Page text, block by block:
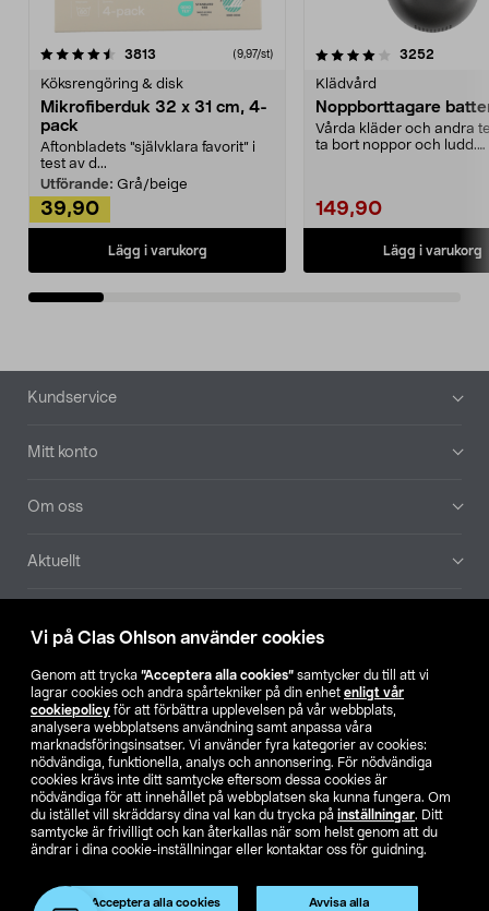
Vi på Clas Ohlson använder cookies
Genom att trycka ”Acceptera alla cookies” samtycker du till att vi
lagrar cookies och andra spårtekniker på din enhet enligt vår
cookiepolicy för att förbättra upplevelsen på vår webbplats,
analysera webbplatsens användning samt anpassa våra
marknadsföringsinsatser. Vi använder fyra kategorier av cookies:
nödvändiga, funktionella, analys och annonsering. För nödvändiga
cookies krävs inte ditt samtycke eftersom dessa cookies är
nödvändiga för att innehållet på webbplatsen ska kunna fungera. Om
du istället vill skräddarsy dina val kan du trycka på inställningar. Ditt
samtycke är frivilligt och kan återkallas när som helst genom att du
ändrar i dina cookie-inställningar eller kontaktar oss för guidning.
Acceptera alla cookies Avvisa alla
Produkten har utgått
3813 (9,97/st)
Köksrengöring & disk
Mikrofiberduk 32 x 31 cm, 4-
pack
Aftonbladets "självklara favorit” i
test av d...
Utförande: Grå/beige
39,90
Lägg i varukorg
4.0av 5 stjärnor 3252
Klädvård
Noppborttagare
Vårda kläder och andra
ta bort noppor och ludd.
149,90
Lägg i varukorg
4.5av 5 stjärnor
Sidfot
Kundservice
Mitt konto
Om oss
Aktuellt
Hitta butik
SE NO FI
Ändra till priser exklusive moms